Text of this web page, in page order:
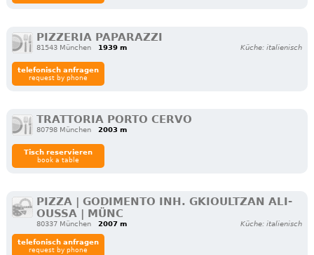
PIZZERIA PAPARAZZI
81543 München 1939 m Küche: italienisch
telefonisch anfragen
request by phone
TRATTORIA PORTO CERVO
80798 München 2003 m
Tisch reservieren
book a table
PIZZA | GODIMENTO INH. GKIOULTZAN ALI-
OUSSA | MÜNC
80337 München 2007 m Küche: italienisch
telefonisch anfragen
request by phone